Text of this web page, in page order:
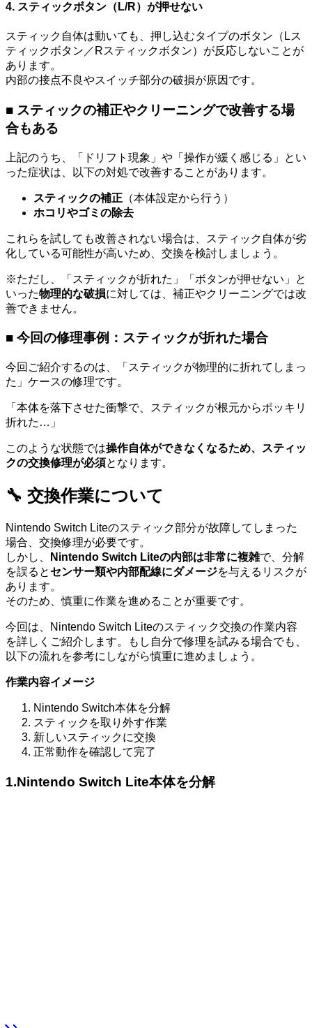
4. スティックボタン（L/R）が押せない
スティック自体は動いても、押し込むタイプのボタン（Lス
ティックボタン／Rスティックボタン）が反応しないことが
あります。
内部の接点不良やスイッチ部分の破損が原因です。
■ スティックの補正やクリーニングで改善する場
合もある
上記のうち、「ドリフト現象」や「操作が緩く感じる」とい
った症状は、以下の対処で改善することがあります。
スティックの補正 （本体設定から行う）
ホコリやゴミの除去
これらを試しても改善されない場合は、スティック自体が劣
化している可能性が高いため、交換を検討しましょう。
※ただし、「スティックが折れた」「ボタンが押せない」と
いった物理的な破損に対しては、補正やクリーニングでは改
善できません。
■ 今回の修理事例：スティックが折れた場合
今回ご紹介するのは、「スティックが物理的に折れてしまっ
た」ケースの修理です。
「本体を落下させた衝撃で、スティックが根元からポッキリ
折れた…」
このような状態では操作自体ができなくなるため、スティッ
クの交換修理が必須となります。
🔧 交換作業について
Nintendo Switch Liteのスティック部分が故障してしまった
場合、交換修理が必要です。
しかし、
Nintendo Switch Liteの内部は非常に複雑で、分解
を誤ると センサー類や内部配線にダメージを与えるリスクが
あります。
そのため、慎重に作業を進めることが重要です。
今回は、Nintendo Switch Liteのスティック交換の作業内容
を詳しくご紹介します。もし自分で修理を試みる場合でも、
以下の流れを参考にしながら慎重に進めましょう。
作業内容イメージ
Nintendo Switch本体を分解
スティックを取り外す作業
新しいスティックに交換
正常動作を確認して完了
1.Nintendo Switch Lite本体を分解